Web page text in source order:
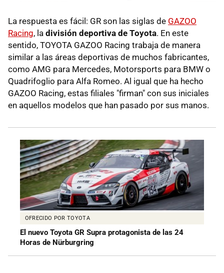
La respuesta es fácil: GR son las siglas de GAZOO
Racing, la división deportiva de Toyota. En este
sentido, TOYOTA GAZOO Racing trabaja de manera
similar a las áreas deportivas de muchos fabricantes,
como AMG para Mercedes, Motorsports para BMW o
Quadrifoglio para Alfa Romeo. Al igual que ha hecho
GAZOO Racing, estas filiales "firman" con sus iniciales
en aquellos modelos que han pasado por sus manos.
OFRECIDO POR TOYOTA
El nuevo Toyota GR Supra protagonista de las 24
Horas de Nürburgring